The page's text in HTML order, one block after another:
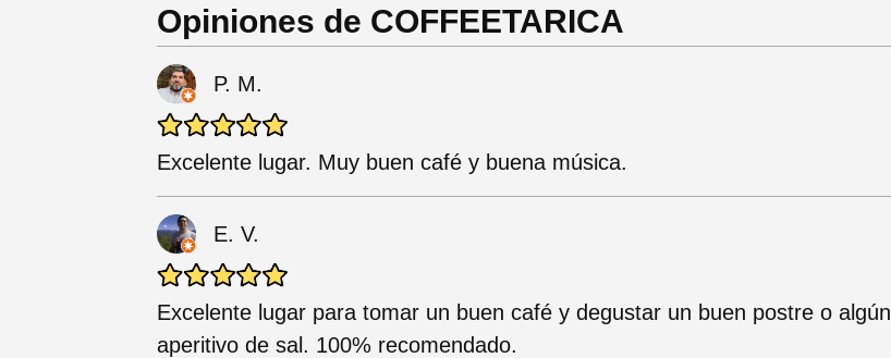
Opiniones de COFFEETARICA
P. M.
Excelente lugar. Muy buen café y buena música.
E. V.
Excelente lugar para tomar un buen café y degustar un buen postre o algún
aperitivo de sal. 100% recomendado.